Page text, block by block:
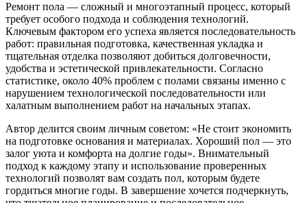
Ремонт пола — сложный и многоэтапный процесс, который
требует особого подхода и соблюдения технологий.
Ключевым фактором его успеха является последовательность
работ: правильная подготовка, качественная укладка и
тщательная отделка позволяют добиться долговечности,
удобства и эстетической привлекательности. Согласно
статистике, около 40% проблем с полами связаны именно с
нарушением технологической последовательности или
халатным выполнением работ на начальных этапах.
Автор делится своим личным советом: «Не стоит экономить
на подготовке основания и материалах. Хороший пол — это
залог уюта и комфорта на долгие годы». Внимательный
подход к каждому этапу и использование проверенных
технологий позволят вам создать пол, которым будете
гордиться многие годы. В завершение хочется подчеркнуть,